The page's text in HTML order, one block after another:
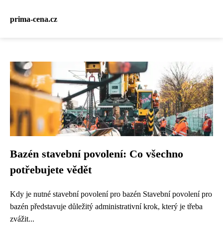
prima-cena.cz
Bazén stavební povolení: Co všechno
potřebujete vědět
Kdy je nutné stavební povolení pro bazén Stavební povolení pro
bazén představuje důležitý administrativní krok, který je třeba
zvážit...